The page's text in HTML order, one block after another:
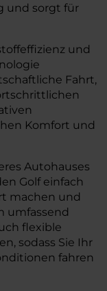
und sorgt für
und
Fahrt,
Komfort und
Autohauses
Golf einfach
machen und
umfassend
flexible
sodass Sie Ihr
fahren